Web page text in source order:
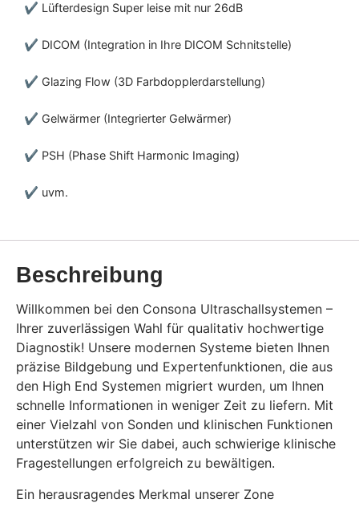
✔ Lüfterdesign Super leise mit nur 26dB
✔ DICOM (Integration in Ihre DICOM Schnitstelle)
✔ Glazing Flow (3D Farbdopplerdarstellung)
✔ Gelwärmer (Integrierter Gelwärmer)
✔ PSH (Phase Shift Harmonic Imaging)
✔ uvm.
Beschreibung
Willkommen bei den Consona Ultraschallsystemen –
Ihrer zuverlässigen Wahl für qualitativ hochwertige
Diagnostik! Unsere modernen Systeme bieten Ihnen
präzise Bildgebung und Expertenfunktionen, die aus
den High End Systemen migriert wurden, um Ihnen
schnelle Informationen in weniger Zeit zu liefern. Mit
einer Vielzahl von Sonden und klinischen Funktionen
unterstützen wir Sie dabei, auch schwierige klinische
Fragestellungen erfolgreich zu bewältigen.
Ein herausragendes Merkmal unserer Zone